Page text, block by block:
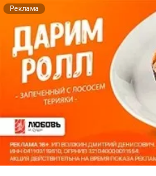
Реклама